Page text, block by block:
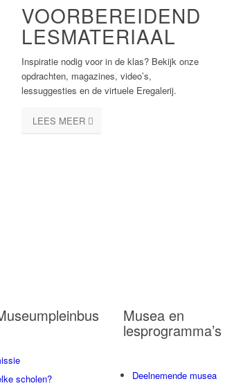
VOORBEREIDEND
LESMATERIAAL
Inspiratie nodig voor in de klas? Bekijk onze
opdrachten, magazines, video’s,
lessuggesties en de virtuele Eregalerij.
LEES MEER
scholen?
Musea en
lesprogramma’s
Deelnemende musea